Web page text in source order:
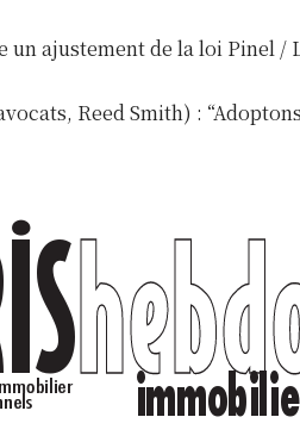
un ajustement de la loi Pinel /
Reed Smith) :
JURISh
he
eb
bd
d
La lettre du droit immobilier
pour les professionnels